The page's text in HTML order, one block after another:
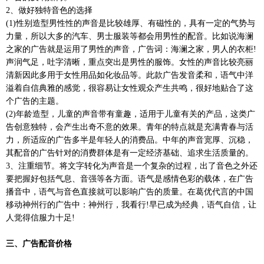
2、做好独特音色的选择
(1)性别造型男性性的声音是比较雄厚、有磁性的，具有一定的气势与
力量，所以大多的汽车、男士服装等都会用男性的配音。比如说海澜
之家的广告就是运用了男性的声音，广告词：海澜之家，男人的衣柜!
声润气足，吐字清晰，重点突出是男性的服饰。女性的声音比较亮丽
清新因此多用于女性用品如化妆品等。此款广告发音柔和，语气中洋
溢着自信典雅的感觉，很容易让女性观众产生共鸣，很好地贴合了这
个广告的主题。
(2)年龄造型，儿童的声音带有童趣，适用于儿童有关的产品，这类广
告创意独特，会产生出奇不意的效果。青年的特点就是充满青春与活
力，所适应的广告多半是年轻人的消费品。中年的声音宽厚、沉稳，
其配音的广告针对的消费群体是有一定经济基础、追求生活质量的。
3、注重细节。将文字转化为声音是一个复杂的过程，出了音色之外还
要把握好包括气息、音强等各方面。语气是感情色彩的载体，在广告
播音中，语气与音色直接就可以影响广告的质量。在葛优代言的中国
移动神州行的广告中：神州行，我看行!早已成为经典，语气自信，让
人觉得信服力十足 !
三、广告配音价格